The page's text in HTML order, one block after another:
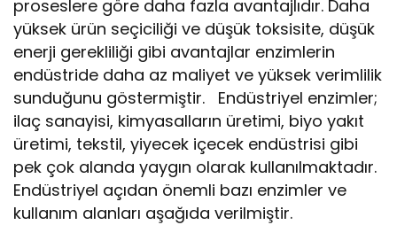
proseslere göre daha fazla avantajlıdır. Daha
yüksek ürün seçiciliği ve düşük toksisite, düşük
enerji gerekliliği gibi avantajlar enzimlerin
endüstride daha az maliyet ve yüksek verimlilik
sunduğunu göstermiştir. Endüstriyel enzimler;
ilaç sanayisi, kimyasalların üretimi, biyo yakıt
üretimi, tekstil, yiyecek içecek endüstrisi gibi
pek çok alanda yaygın olarak kullanılmaktadır.
Endüstriyel açıdan önemli bazı enzimler ve
kullanım alanları aşağıda verilmiştir.